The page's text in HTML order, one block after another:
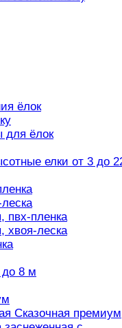
ёлок
для ёлок
елки от 3 до
пвх-пленка
хвоя-леска
до 8 м
Сказочная премиум